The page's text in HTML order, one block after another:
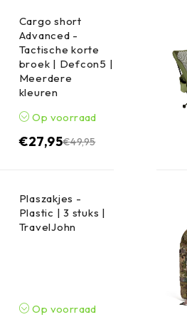
Cargo short
Advanced -
Tactische korte
broek | Defcon5 |
Meerdere
kleuren
Op voorraad
€49,95
€27,95
Plaszakjes -
Plastic | 3 stuks |
TravelJohn
Op voorraad